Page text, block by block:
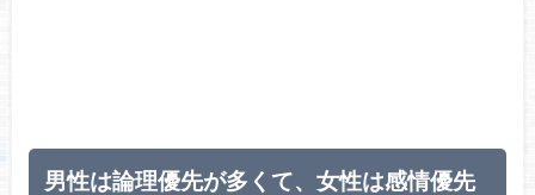
男性は論理優先が多くて、女性は感情優先